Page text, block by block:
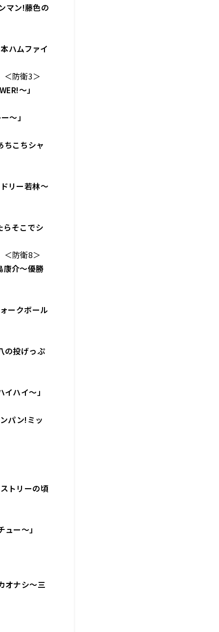
マン!藤色の
ハムファイ
防衛3＞
～」
～」
ちこちシャ
リー若林～
らそこでシ
防衛8＞
康介～優勝
ークボール
の投げっぷ
ハイ～」
パン!ミッ
トリーの頃
ー～」
オナシ～三